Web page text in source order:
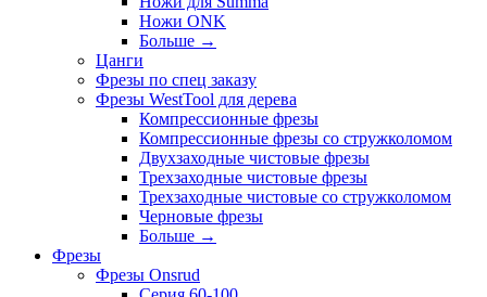
Ножи ONK
Больше →
Цанги
Фрезы по спец заказу
Фрезы WestTool для дерева
Компрессионные фрезы
Компрессионные фрезы со стружколомом
Двухзаходные чистовые фрезы
Трехзаходные чистовые фрезы
Трехзаходные чистовые со стружколомом
Черновые фрезы
Больше →
Фрезы
Фрезы Onsrud